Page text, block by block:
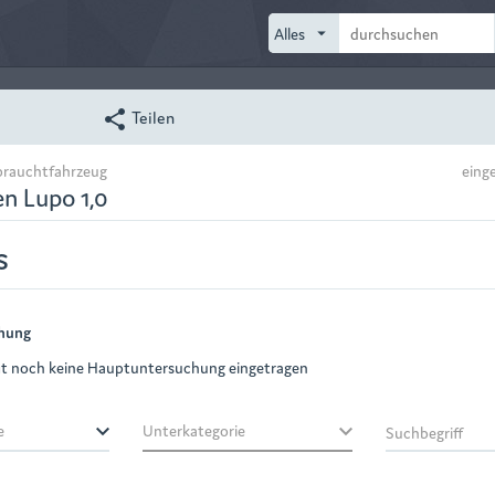
arrow_drop_down
share Teilen
Lupo 1,0
noch keine Hauptuntersuchung eingetragen
keyboard_arrow_down Unterkategorie keyboard_arrow_down Suchbegriff